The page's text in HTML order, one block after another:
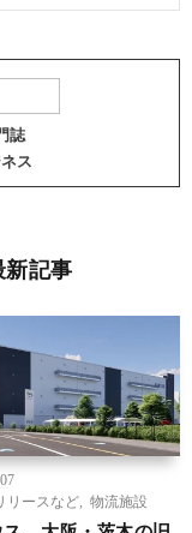
誌
ス
新記事
リースなど
物流施設